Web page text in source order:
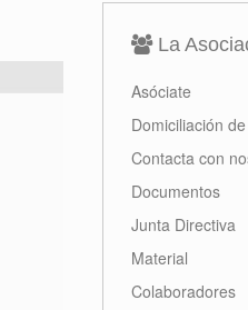
La
Asóciate
Domiciliación
Contacta con
Documentos
Junta Directiva
Material
Colaboradores